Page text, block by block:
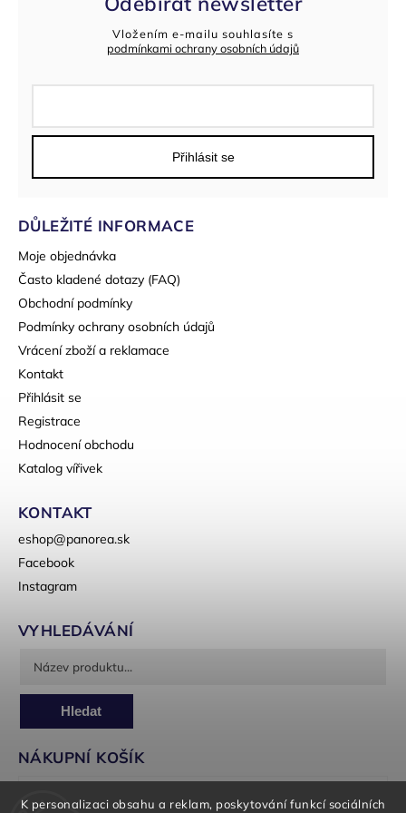
K personalizaci obsahu a reklam, poskytování funkcí sociálních
Vložením e-mailu souhlasíte s
podmínkami ochrany osobních údajů
Přihlásit se
DŮLEŽITÉ INFORMACE
Moje objednávka
Často kladené dotazy (FAQ)
Obchodní podmínky
Podmínky ochrany osobních údajů
Vrácení zboží a reklamace
Kontakt
Přihlásit se
Registrace
Hodnocení obchodu
Katalog vířivek
KONTAKT
eshop@panorea.sk
Facebook
Instagram
VYHLEDÁVÁNÍ
Hledat
NÁKUPNÍ KOŠÍK
0ks /0 Kč